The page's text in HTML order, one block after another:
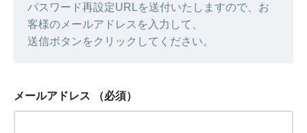
パスワード再設定URLを送付いたしますので、お
客様のメールアドレスを入力して、
送信ボタンをクリックしてください。
メールアドレス （必須）